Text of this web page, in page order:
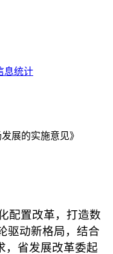
息统计
展的实施意见》
配置改革，打造数
驱动新格局，结合
，省发展改革委起